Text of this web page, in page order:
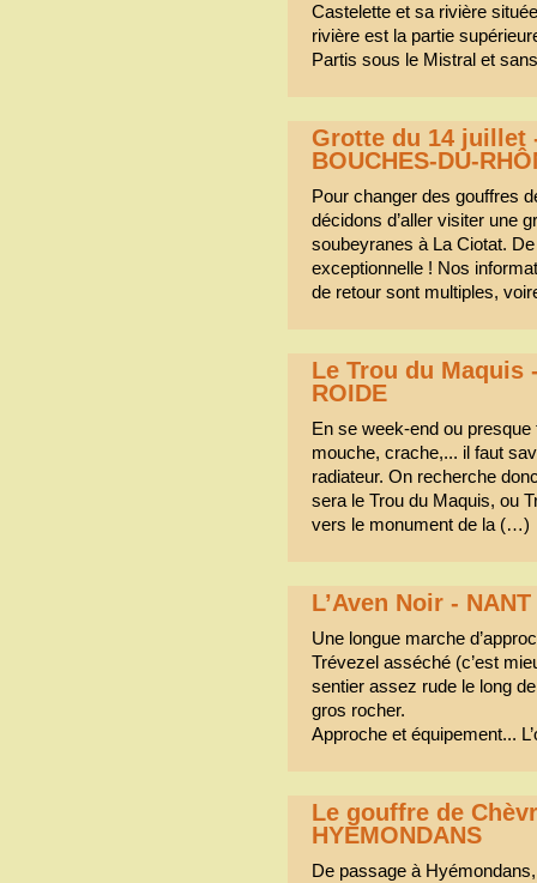
Castelette et sa rivière
rivière est la partie
Partis sous le Mistral et
Grotte du 14 juillet
BOUCHES-DU-
Pour changer des gouffres
décidons d’aller visiter une
soubeyranes à La Ciotat.
exceptionnelle ! Nos
de retour sont multiples,
Le Trou du Maquis
ROIDE
En se week-end ou
mouche, crache,... il faut
radiateur. On recherche
sera le Trou du Maquis, ou
vers le monument de la (…)
L’Aven Noir -
Une longue marche
Trévezel asséché (c’est
sentier assez rude le long de
gros rocher.
Approche et équipement...
Le gouffre de
HYEMONDANS
De passage à